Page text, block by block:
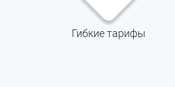
Гибкие тарифы